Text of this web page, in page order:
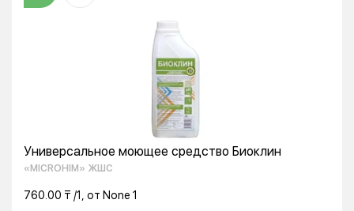
Универсальное моющее средство Биоклин
«MICROHIM» ЖШС
760.00 ₸ /1, от None 1